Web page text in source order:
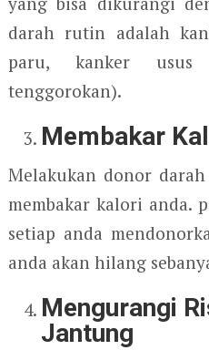
darah rutin adalah
paru, kanker
tenggorokan).
Membakar
Melakukan donor
membakar kalori anda.
setiap anda
anda akan hilang
Mengurangi
Jantung